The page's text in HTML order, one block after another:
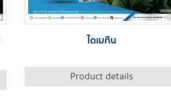
ไดเมทิน
Product details